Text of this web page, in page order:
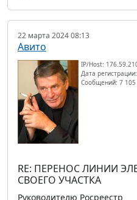
22 марта 2024 08:13
Авито
IP/Host:
Дата
Сообщений: 7 105
RE: ПЕРЕНОС ЛИНИИ
СВОЕГО УЧАСТКА
Руководителю Росреестр